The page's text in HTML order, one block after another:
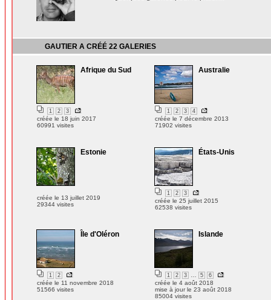
GAUTIER A CRÉÉ 22 GALERIES
Afrique du Sud
1 2 3
créée le 18 juin 2017
60991 visites
Australie
1 2 3 4
créée le 7 décembre 2013
71902 visites
Estonie
créée le 13 juillet 2019
29344 visites
États-Unis
1 2 3
créée le 25 juillet 2015
62538 visites
Île d'Oléron
1 2
créée le 11 novembre 2018
51566 visites
Islande
1 2 3 5 6
créée le 4 août 2018
mise à jour le 23 août 2018
85004 visites